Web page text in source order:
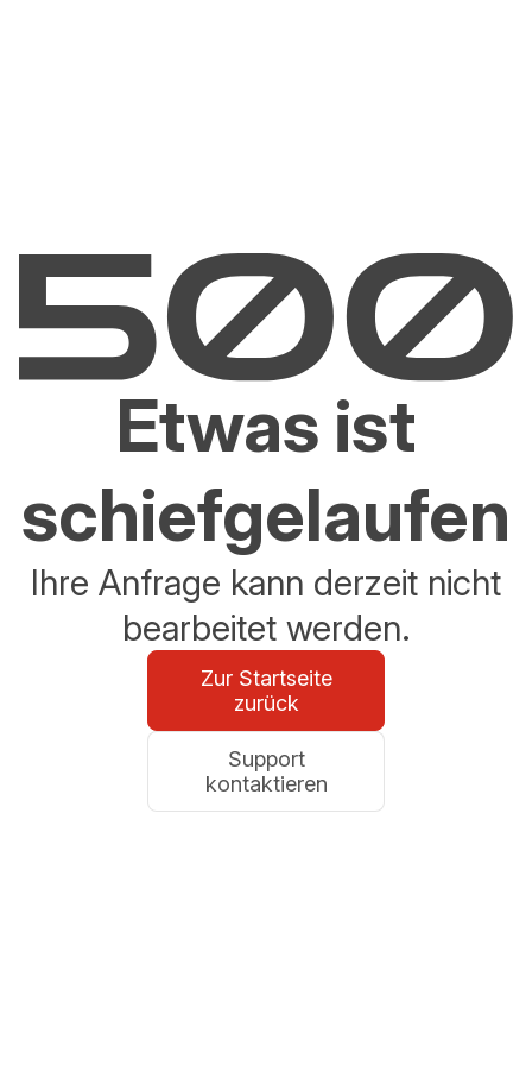
Etwas ist
schiefgelaufen
Ihre Anfrage kann derzeit nicht
bearbeitet werden.
Zur Startseite
zurück
Support
kontaktieren